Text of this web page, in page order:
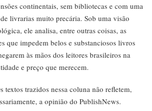
continentais, sem bibliotecas e com uma
livrarias muito precária. Sob uma visão
ele analisa, entre outras coisas, as
que impedem belos e substanciosos livros
às mãos dos leitores brasileiros na
e preço que merecem.
textos trazidos nessa coluna não refletem,
a opinião do PublishNews.